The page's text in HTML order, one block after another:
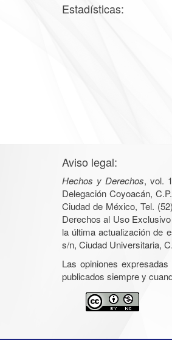
Estadísticas:
Aviso legal:
Hechos y Derechos, vol.
Delegación Coyoacán,
Ciudad de México, Tel.
Derechos al Uso
la última actualización de
s/n, Ciudad Universitaria,
Las opiniones
publicados siempre y